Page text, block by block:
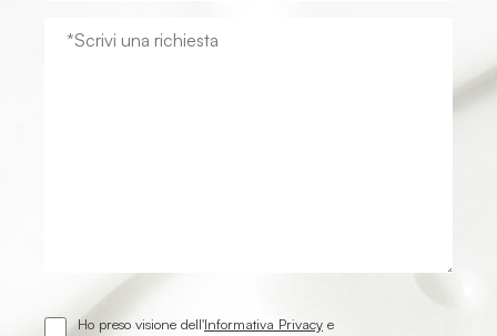
Ho preso visione dell'Informativa Privacy e